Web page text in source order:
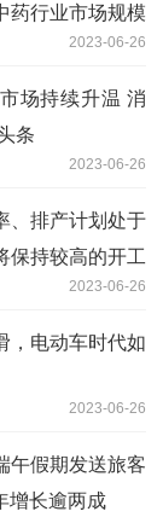
药行业市场规模
2023-06-26
场持续升温 消
条
2023-06-26
、排产计划处于
保持较高的开工
2023-06-26
，电动车时代如
2023-06-26
午假期发送旅客
增长逾两成